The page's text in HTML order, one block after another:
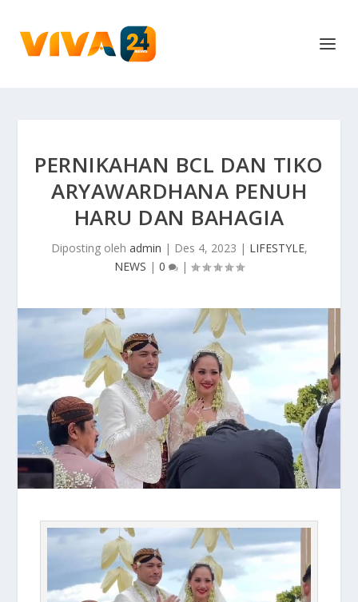
PERNIKAHAN BCL DAN TIKO
ARYAWARDHANA PENUH
HARU DAN BAHAGIA
Diposting oleh admin | Des 4, 2023 | LIFESTYLE,
NEWS | 0 |